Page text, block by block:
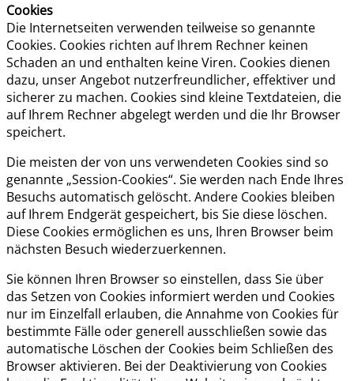
Cookies
Die Internetseiten verwenden teilweise so genannte
Cookies. Cookies richten auf Ihrem Rechner keinen
Schaden an und enthalten keine Viren. Cookies dienen
dazu, unser Angebot nutzerfreundlicher, effektiver und
sicherer zu machen. Cookies sind kleine Textdateien, die
auf Ihrem Rechner abgelegt werden und die Ihr Browser
speichert.
Die meisten der von uns verwendeten Cookies sind so
genannte „Session-Cookies“. Sie werden nach Ende Ihres
Besuchs automatisch gelöscht. Andere Cookies bleiben
auf Ihrem Endgerät gespeichert, bis Sie diese löschen.
Diese Cookies ermöglichen es uns, Ihren Browser beim
nächsten Besuch wiederzuerkennen.
Sie können Ihren Browser so einstellen, dass Sie über
das Setzen von Cookies informiert werden und Cookies
nur im Einzelfall erlauben, die Annahme von Cookies für
bestimmte Fälle oder generell ausschließen sowie das
automatische Löschen der Cookies beim Schließen des
Browser aktivieren. Bei der Deaktivierung von Cookies